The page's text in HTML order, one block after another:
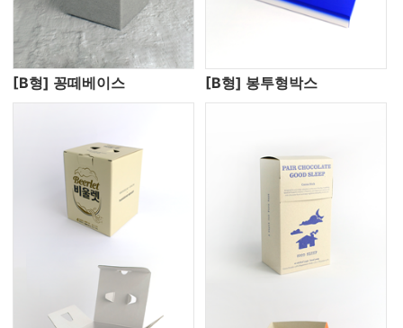
[B형] 꽁떼베이스 [B형] 봉투형박스